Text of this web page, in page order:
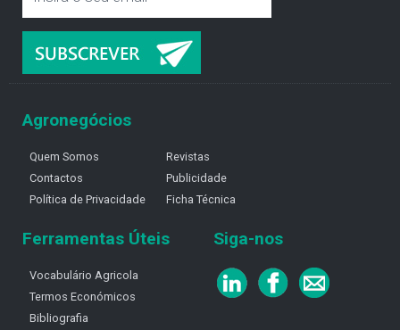
Agronegócios
Quem Somos
Contactos
Política de Privacidade
Revistas
Publicidade
Ficha Técnica
Ferramentas Úteis
Vocabulário Agricola
Termos Económicos
Bibliografia
Siga-nos